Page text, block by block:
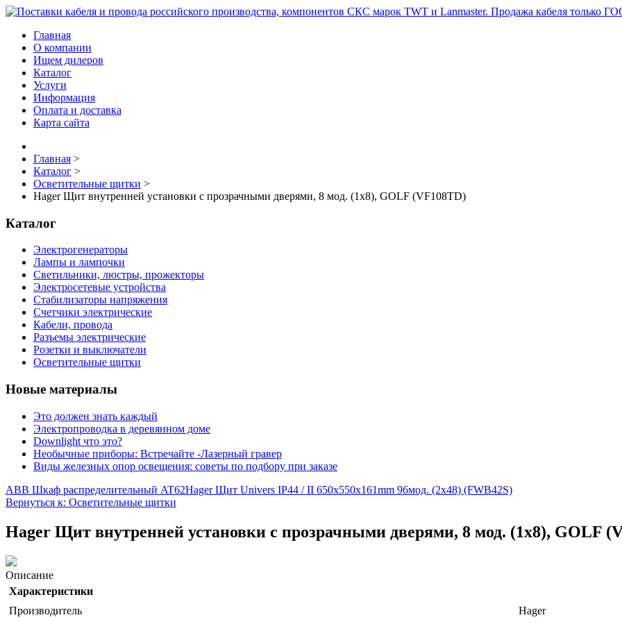
Главная
О компании
Ищем дилеров
Каталог
Услуги
Информация
Оплата и доставка
Карта сайта
Главная >
Каталог >
Осветительные щитки >
Hager Щит внутренней установки с прозрачными дверями, 8 мод. (1х8), GOLF (VF108TD)
Каталог
Электрогенераторы
Лампы и лампочки
Светильники, люстры, прожекторы
Электросетевые устройства
Стабилизаторы напряжения
Счетчики электрические
Кабели, провода
Разъемы электрические
Розетки и выключатели
Осветительные щитки
Новые материалы
Это должен знать каждый
Электропроводка в деревянном доме
Downlight что это?
Необычные приборы: Встречайте -Лазерный гравер
Виды железных опор освещения: советы по подбору при заказе
ABB Шкаф распределительный AT62Hager Щит Univers IP44 / II 650х550х161mm 96мод. (2х48) (FWB42S)
Вернуться к: Осветительные щитки
Hager Щит внутренней установки с прозрачными дверями, 8 мод. (1х8), GOLF
Описание
Характеристики
Производитель
Hager